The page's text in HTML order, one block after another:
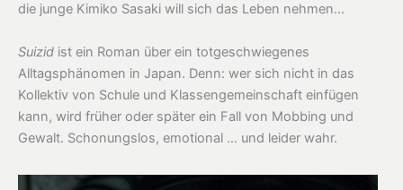
die junge Kimiko Sasaki will sich das Leben nehmen…
Suizid ist ein Roman über ein totgeschwiegenes
Alltagsphänomen in Japan. Denn: wer sich nicht in das
Kollektiv von Schule und Klassengemeinschaft einfügen
kann, wird früher oder später ein Fall von Mobbing und
Gewalt. Schonungslos, emotional … und leider wahr.